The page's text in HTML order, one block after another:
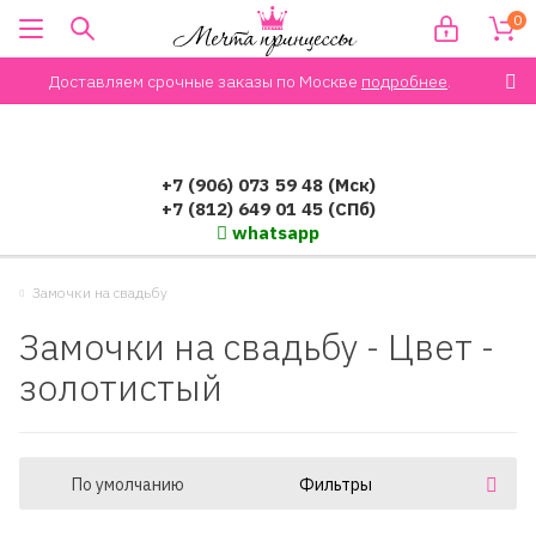
Доставляем срочные заказы по Москве подробнее.
0
+7 (906) 073 59 48 (Мск)
+7 (812) 649 01 45 (СПб)
whatsapp
Замочки на свадьбу
Замочки на свадьбу - Цвет -
золотистый
По умолчанию Фильтры